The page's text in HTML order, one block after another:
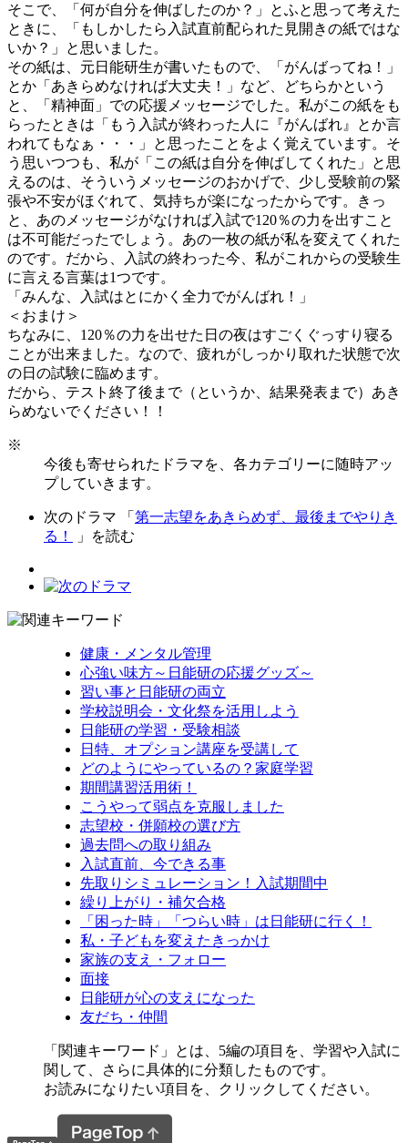
そこで、「何が自分を伸ばしたのか？」とふと思って考えた
ときに、「もしかしたら入試直前配られた見開きの紙ではな
いか？」と思いました。
その紙は、元日能研生が書いたもので、「がんばってね！」
とか「あきらめなければ大丈夫！」など、どちらかという
と、「精神面」での応援メッセージでした。私がこの紙をも
らったときは「もう入試が終わった人に『がんばれ』とか言
われてもなぁ・・・」と思ったことをよく覚えています。そ
う思いつつも、私が「この紙は自分を伸ばしてくれた」と思
えるのは、そういうメッセージのおかげで、少し受験前の緊
張や不安がほぐれて、気持ちが楽になったからです。きっ
と、あのメッセージがなければ入試で120％の力を出すこと
は不可能だったでしょう。あの一枚の紙が私を変えてくれた
のです。だから、入試の終わった今、私がこれからの受験生
に言える言葉は1つです。
「みんな、入試はとにかく全力でがんばれ！」
＜おまけ＞
ちなみに、120％の力を出せた日の夜はすごくぐっすり寝る
ことが出来ました。なので、疲れがしっかり取れた状態で次
の日の試験に臨めます。
だから、テスト終了後まで（というか、結果発表まで）あき
らめないでください！！
※
今後も寄せられたドラマを、各カテゴリーに随時アッ
プしていきます。
次のドラマ 「 第一志望をあきらめず、最後までやりき
る！
」を読む
健康・メンタル管理
心強い味方～日能研の応援グッズ～
習い事と日能研の両立
学校説明会・文化祭を活用しよう
日能研の学習・受験相談
日特、オプション講座を受講して
どのようにやっているの？家庭学習
期間講習活用術！
こうやって弱点を克服しました
志望校・併願校の選び方
過去問への取り組み
入試直前、今できる事
先取りシミュレーション！入試期間中
繰り上がり・補欠合格
「困った時」「つらい時」は日能研に行く！
私・子どもを変えたきっかけ
家族の支え・フォロー
面接
日能研が心の支えになった
友だち・仲間
「関連キーワード」とは、5編の項目を、学習や入試に
関して、さらに具体的に分類したものです。
お読みになりたい項目を、クリックしてください。